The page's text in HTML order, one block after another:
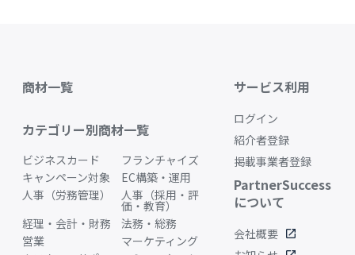
商材一覧
カテゴリー別商材一覧
ビジネスカード
フランチャイズ
キャンペーン対象
EC構築・運用
人事（労務管理）
人事（採用・評
価・教育）
経理・会計・財務
法務・総務
営業
マーケティング
サービス利用
ログイン
紹介者登録
掲載事業者登録
PartnerSuccess
について
会社概要 open_in_new